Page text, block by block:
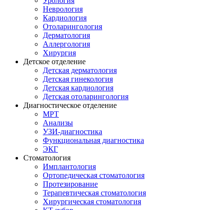
Неврология
Кардиология
Отоларингология
Дерматология
Аллергология
Хирургия
Детское отделение
Детская дерматология
Детская гинекология
Детская кардиология
Детская отоларингология
Диагностическое отделение
МРТ
Анализы
УЗИ-диагностика
Функциональная диагностика
ЭКГ
Стоматология
Имплантология
Ортопедическая стоматология
Протезирование
Терапевтическая стоматология
Хирургическая стоматология